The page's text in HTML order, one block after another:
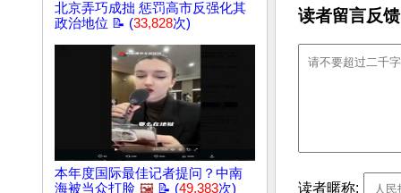
北京弄巧成拙 惩罚高市反强化其
政治地位 📝 (33,828次)
本年度国际最佳记者提问？中南
海被当众打脸 🖼️ 📝 (49,383次)
读者留言反
读者暱称: